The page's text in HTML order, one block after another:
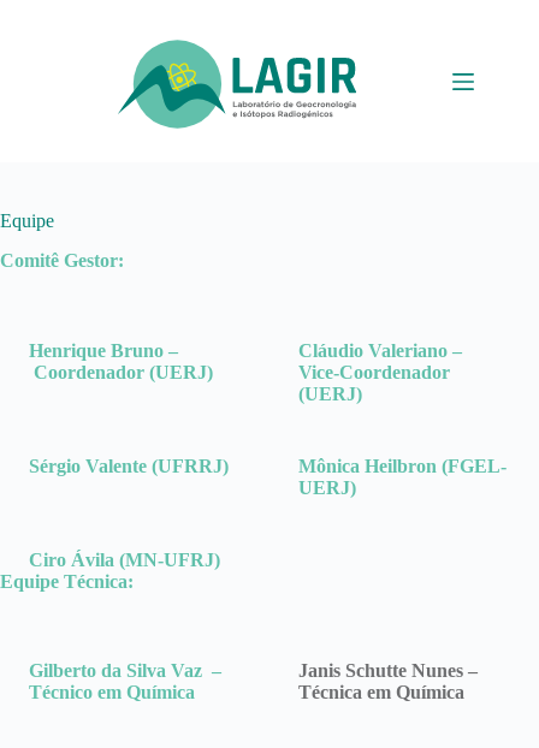
Equipe
Comitê Gestor:
Henrique Bruno –
Coordenador (UERJ)
Cláudio Valeriano –
Vice-Coordenador
(UERJ)
Sérgio Valente (UFRRJ)
Mônica Heilbron (FGEL-
UERJ)
Ciro Ávila (MN-UFRJ)
Equipe Técnica:
Gilberto da Silva Vaz –
Técnico em Química
Janis Schutte Nunes –
Técnica em Química